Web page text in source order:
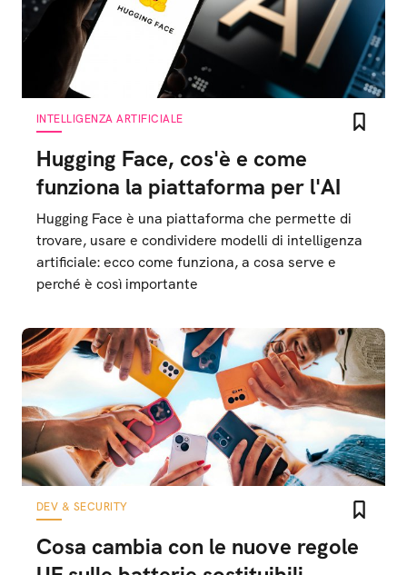
INTELLIGENZA ARTIFICIALE
Hugging Face, cos'è e come
funziona la piattaforma per l'AI
Hugging Face è una piattaforma che permette di
trovare, usare e condividere modelli di intelligenza
artificiale: ecco come funziona, a cosa serve e
perché è così importante
DEV & SECURITY
Cosa cambia con le nuove regole